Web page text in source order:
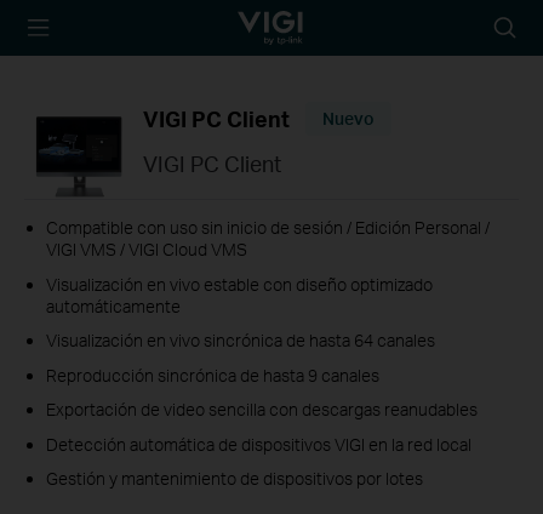
TP-Link, Reliably
VIGI PC Client Nuevo
VIGI PC Client
Compatible con uso sin inicio de sesión / Edición Personal /
VIGI VMS / VIGI Cloud VMS
Visualización en vivo estable con diseño optimizado
automáticamente
Visualización en vivo sincrónica de hasta 64 canales
Reproducción sincrónica de hasta 9 canales
Exportación de video sencilla con descargas reanudables
Detección automática de dispositivos VIGI en la red local
Gestión y mantenimiento de dispositivos por lotes